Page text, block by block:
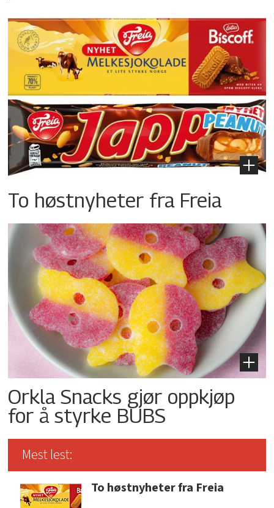
To høstnyheter fra Freia
Orkla Snacks gjør oppkjøp
for å styrke BUBS
Mest lest:
To høstnyheter fra Freia